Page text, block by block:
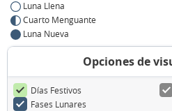
Luna Llena
Cuarto Menguante
Luna Nueva
Opciones de
Días Festivos
Fases Lunares